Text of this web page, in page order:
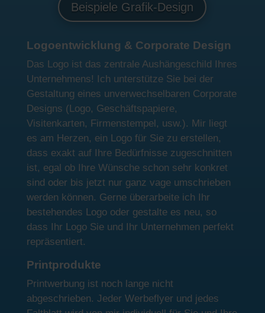
Beispiele Grafik-Design
Logoentwicklung & Corporate Design
Das Logo ist das zentrale Aushängeschild Ihres
Unternehmens! Ich unterstütze Sie bei der
Gestaltung eines unverwechselbaren Corporate
Designs (Logo, Geschäftspapiere,
Visitenkarten, Firmenstempel, usw.). Mir liegt
es am Herzen, ein Logo für Sie zu erstellen,
dass exakt auf Ihre Bedürfnisse zugeschnitten
ist, egal ob Ihre Wünsche schon sehr konkret
sind oder bis jetzt nur ganz vage umschrieben
werden können. Gerne überarbeite ich Ihr
bestehendes Logo oder gestalte es neu, so
dass Ihr Logo Sie und Ihr Unternehmen perfekt
repräsentiert.
Printprodukte
Printwerbung ist noch lange nicht
abgeschrieben. Jeder Werbeflyer und jedes